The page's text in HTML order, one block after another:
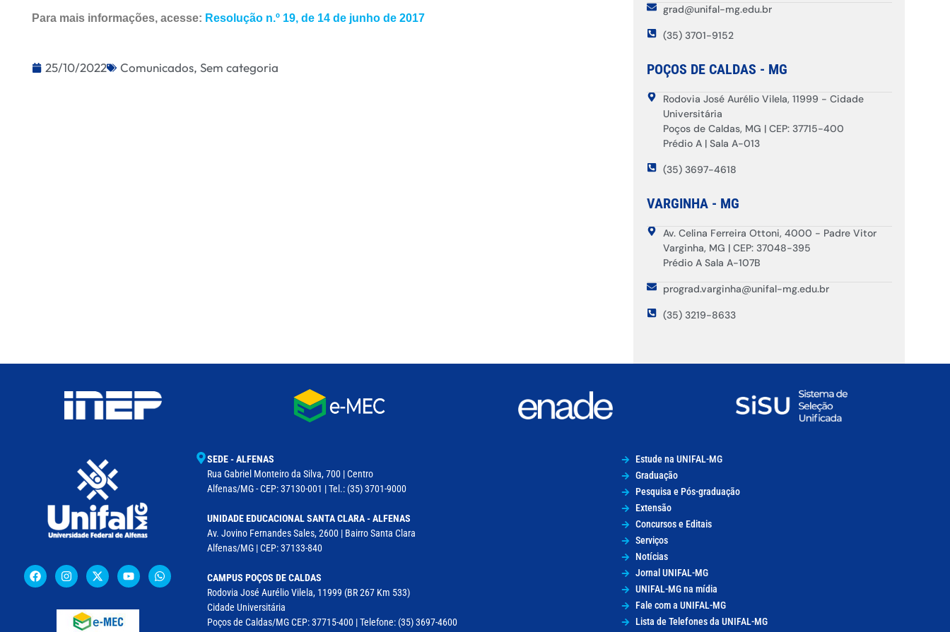
Para mais informações, acesse: Resolução n.º 19, de 14 de junho de 2017
25/10/2022 Comunicados, Sem categoria
grad@unifal-mg.edu.br
(35) 3701-9152
POÇOS DE CALDAS - MG
Rodovia José Aurélio Vilela, 11999 - Cidade
Universitária
Poços de Caldas, MG | CEP: 37715-400
Prédio A | Sala A-013
(35) 3697-4618
VARGINHA - MG
Av. Celina Ferreira Ottoni, 4000 - Padre Vitor
Varginha, MG | CEP: 37048-395
Prédio A Sala A-107B
prograd.varginha@unifal-mg.edu.br
(35) 3219-8633
SEDE - ALFENAS
Rua Gabriel Monteiro da Silva, 700 | Centro
Alfenas/MG - CEP: 37130-001 | Tel.: (35) 3701-9000
UNIDADE EDUCACIONAL SANTA CLARA - ALFENAS
Av. Jovino Fernandes Sales, 2600 | Bairro Santa Clara
Alfenas/MG | CEP: 37133-840
CAMPUS POÇOS DE CALDAS
Rodovia José Aurélio Vilela, 11999 (BR 267 Km 533)
Cidade Universitária
Poços de Caldas/MG CEP: 37715-400 | Telefone: (35) 3697-4600
Estude na UNIFAL-MG
Graduação
Pesquisa e Pós-graduação
Extensão
Concursos e Editais
Serviços
Notícias
Jornal UNIFAL-MG
UNIFAL-MG na mídia
Fale com a UNIFAL-MG
Lista de Telefones da UNIFAL-MG